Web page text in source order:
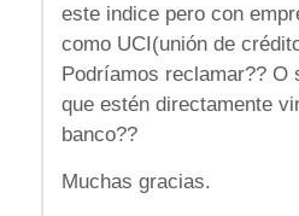
este indice pero con
como UCI(unión de
Podríamos reclamar?? O
que estén directamente
banco??
Muchas gracias.